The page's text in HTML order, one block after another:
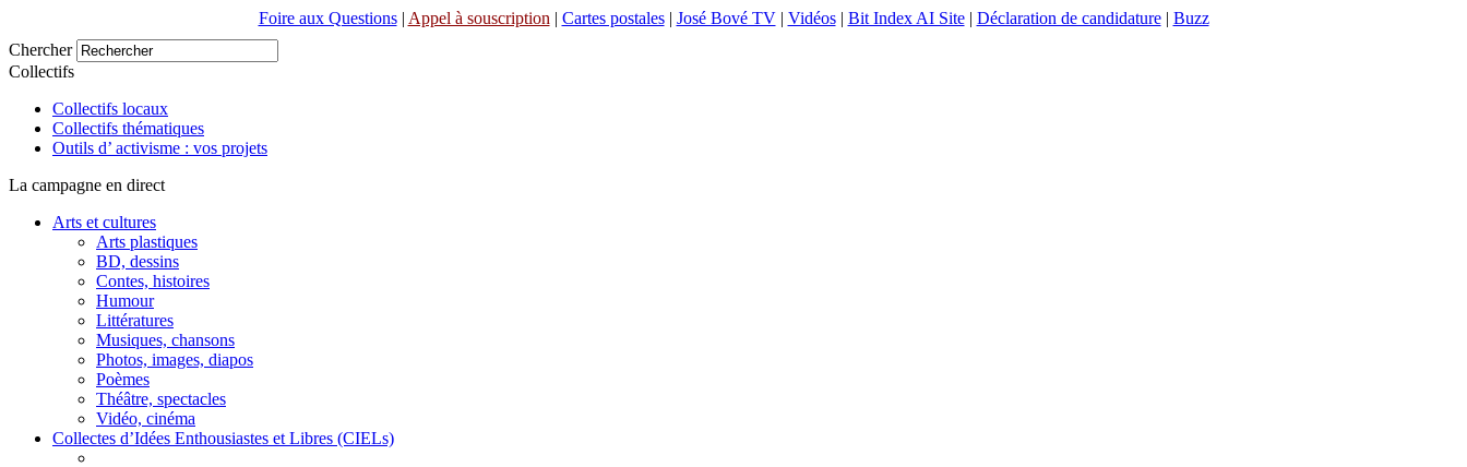
Foire aux Questions| Appel à souscription | Cartes postales| José Bové TV| Vidéos| Bit Index AI Site| Déclaration de candidature| Buzz
Chercher
Collectifs
Collectifs locaux
Collectifs thématiques
Outils d’ activisme : vos projets
La campagne en direct
Arts et cultures
Arts plastiques
BD, dessins
Contes, histoires
Humour
Littératures
Musiques, chansons
Photos, images, diapos
Poèmes
Théâtre, spectacles
Vidéo, cinéma
Collectes d’Idées Enthousiastes et Libres (CIELs)